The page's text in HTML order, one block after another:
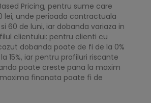
Pricing, pentru sume care
lei, unde perioada contractuala
60 de luni, iar dobanda variaza in
clientului: pentru clienti cu
dobanda poate de fi de la 0%
15%, iar pentru profiluri riscante
poate creste pana la maxim
maxima finanata poate fi de